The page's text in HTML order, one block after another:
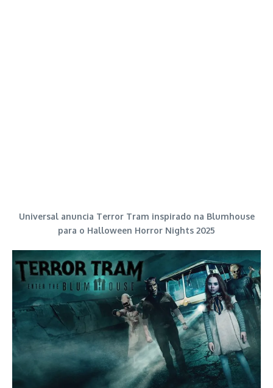
Universal anuncia Terror Tram inspirado na Blumhouse
para o Halloween Horror Nights 2025